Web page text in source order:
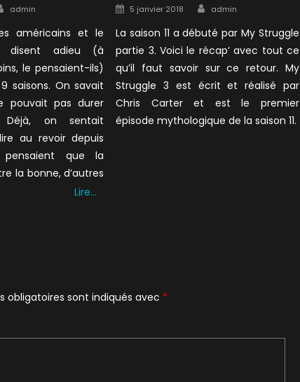
Author
admin
américains et le
disent adieu (à
le pensaient-ils)
saisons. On savait
pouvait pas durer
Déjà, on sentait
au revoir depuis
pensaient que la
la bonne, d’autres
Lire…
Posted
5 janvier 2018 Author
admin
La saison 11 a débuté par My Struggle
partie 3. Voici le récap’ avec tout ce
qu’il faut savoir sur ce retour. My
Struggle 3 est écrit et réalisé par
Chris Carter et est le premier
épisode mythologique de la saison 11.
obligatoires sont indiqués avec *